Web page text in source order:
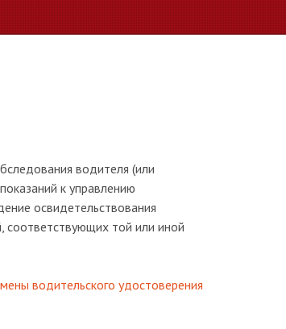
водителя (или
к управлению
освидетельствования
соответствующих той или иной
водительского удостоверения